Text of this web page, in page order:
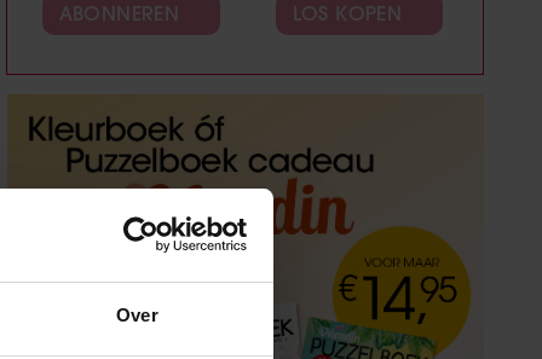
Over
ABONNEREN LOS KOPEN